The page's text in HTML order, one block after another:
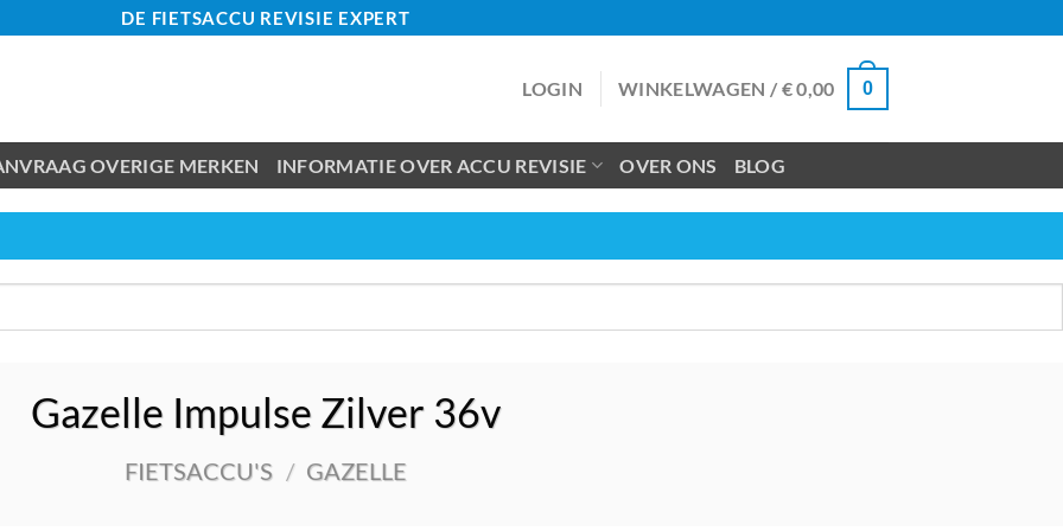
DE FIETSACCU REVISIE EXPERT
LOGIN WINKELWAGEN / €0,00 0
OVERIGE MERKEN INFORMATIE OVER ACCU REVISIE OVER ONS BLOG
Gazelle Impulse Zilver 36v
FIETSACCU'S / GAZELLE